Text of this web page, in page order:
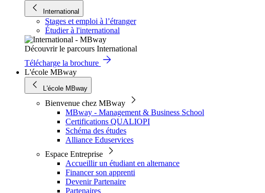
International
Stages et emploi à l’étranger
Étudier à l'international
Découvrir le parcours International
Télécharge la brochure
L'école MBway
L'école MBway
Bienvenue chez MBway
MBway - Management & Business School
Certifications QUALIOPI
Schéma des études
Alliance Eduservices
Espace Entreprise
Accueillir un étudiant en alternance
Financer son apprenti
Devenir Partenaire
Partenaires